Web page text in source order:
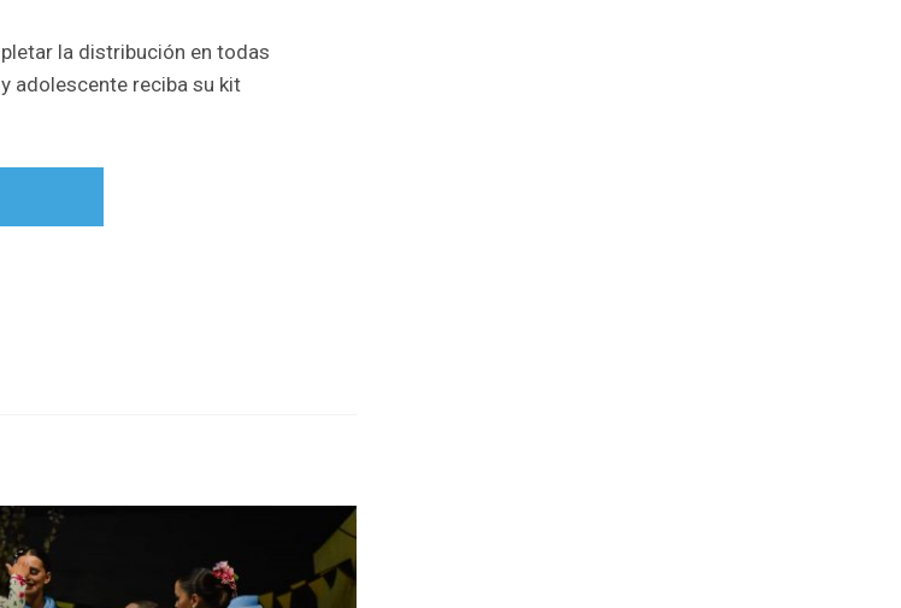
la distribución en todas
adolescente reciba su kit